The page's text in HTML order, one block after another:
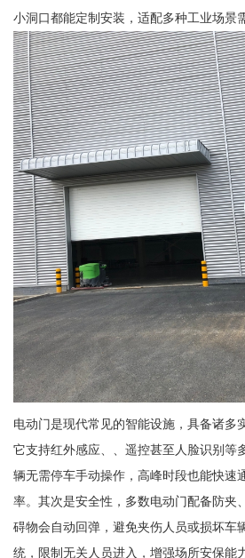
小洞口都能定制安装，适配多种工业场景
电动门是现代常见的智能设施，具备诸多
它支持红外感应、、遥控甚至人脸识别等
辆无需停车手动操作，高峰时段也能快速
率。其次是安全性，多数电动门配备防夹
碍物会自动回弹，避免夹伤人员或损坏车
统，限制无关人员进入，增强场所安保能